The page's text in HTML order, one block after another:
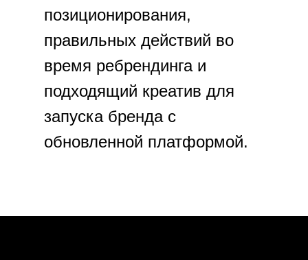
позиционирования,
правильных действий во
время ребрендинга и
подходящий креатив для
запуска бренда с
обновленной платформой.